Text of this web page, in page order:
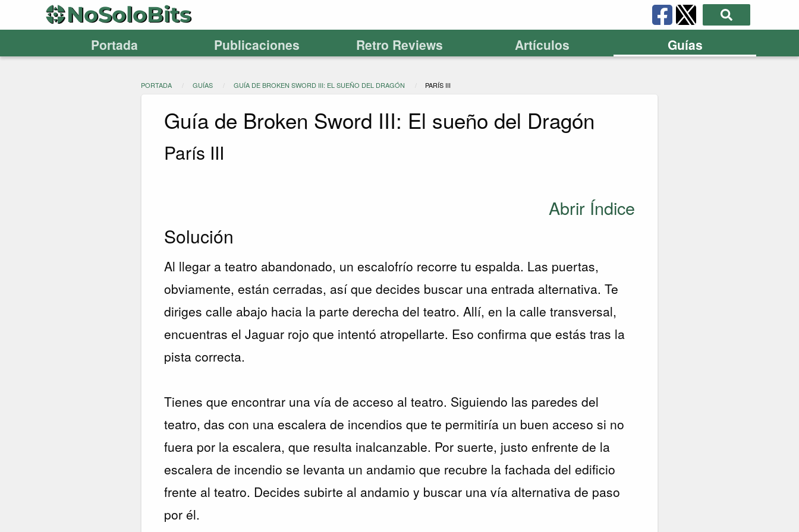
Portada Publicaciones Retro Reviews Artículos Guías
PORTADA GUÍAS GUÍA DE BROKEN SWORD III: EL SUEÑO DEL DRAGÓN PARÍS III
Guía de Broken Sword III: El sueño del Dragón
París III
Abrir Índice
Solución
Al llegar a teatro abandonado, un escalofrío recorre tu espalda. Las puertas,
obviamente, están cerradas, así que decides buscar una entrada alternativa. Te
diriges calle abajo hacia la parte derecha del teatro. Allí, en la calle transversal,
encuentras el Jaguar rojo que intentó atropellarte. Eso confirma que estás tras la
pista correcta.
Tienes que encontrar una vía de acceso al teatro. Siguiendo las paredes del
teatro, das con una escalera de incendios que te permitiría un buen acceso si no
fuera por la escalera, que resulta inalcanzable. Por suerte, justo enfrente de la
escalera de incendio se levanta un andamio que recubre la fachada del edificio
frente al teatro. Decides subirte al andamio y buscar una vía alternativa de paso
por él.